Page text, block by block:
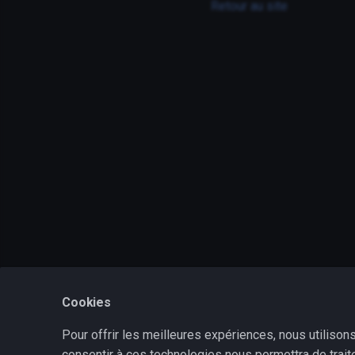
Retour au site
Cookies
Pour offrir les meilleures expériences, nous